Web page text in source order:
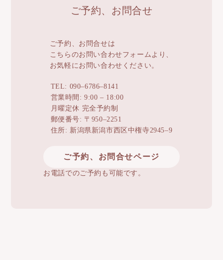
ご予約、お問合せ
ご予約、お問合せは
こちらのお問い合わせフォームより、
お気軽にお問い合わせください。
TEL: 090–6786–8141
営業時間: 9:00 – 18:00
月曜定休 完全予約制
郵便番号: 〒950–2251
住所: 新潟県新潟市西区中権寺2945–9
ご予約、お問合せページ
お電話でのご予約も可能です。